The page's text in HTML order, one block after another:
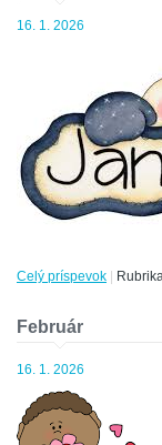
16. 1. 2026
Celý príspevok
Február
16. 1. 2026